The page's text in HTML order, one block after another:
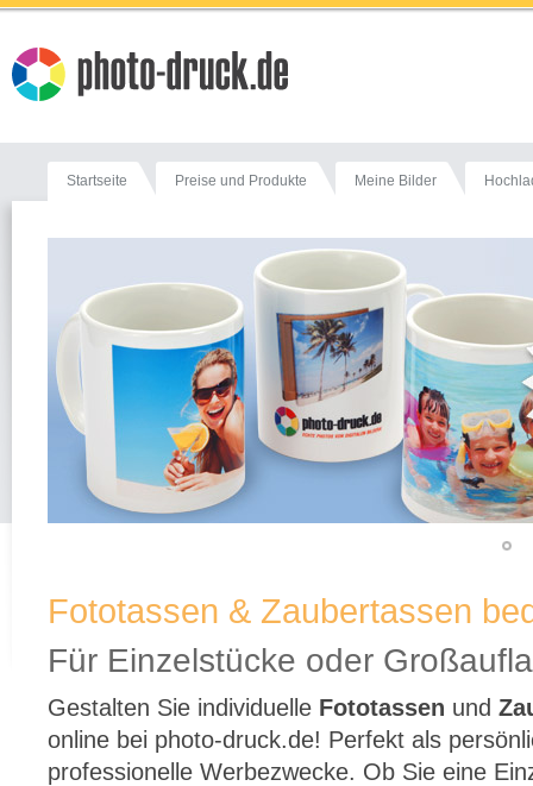
Startseite Preise und Produkte Meine Bilder
Fototassen & Zaubertassen
Für Einzelstücke oder
Gestalten Sie individuelle Fototassen und
online bei photo-druck.de! Perfekt als
professionelle Werbezwecke. Ob Sie eine